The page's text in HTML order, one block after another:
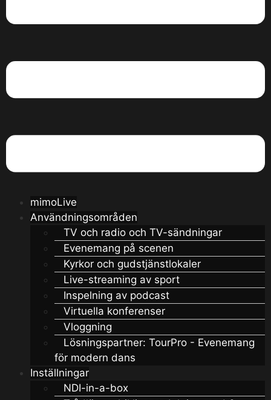
mimoLive
Användningsområden
TV och radio och TV-sändningar
Evenemang på scenen
Kyrkor och gudstjänstlokaler
Live-streaming av sport
Inspelning av podcast
Virtuella konferenser
Vloggning
Lösningspartner: TourPro - Evenemang
för modern dans
Inställningar
NDI-in-a-box